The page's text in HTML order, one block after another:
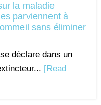
la maladie
parviennent à
sans éliminer
déclare dans un
[Read